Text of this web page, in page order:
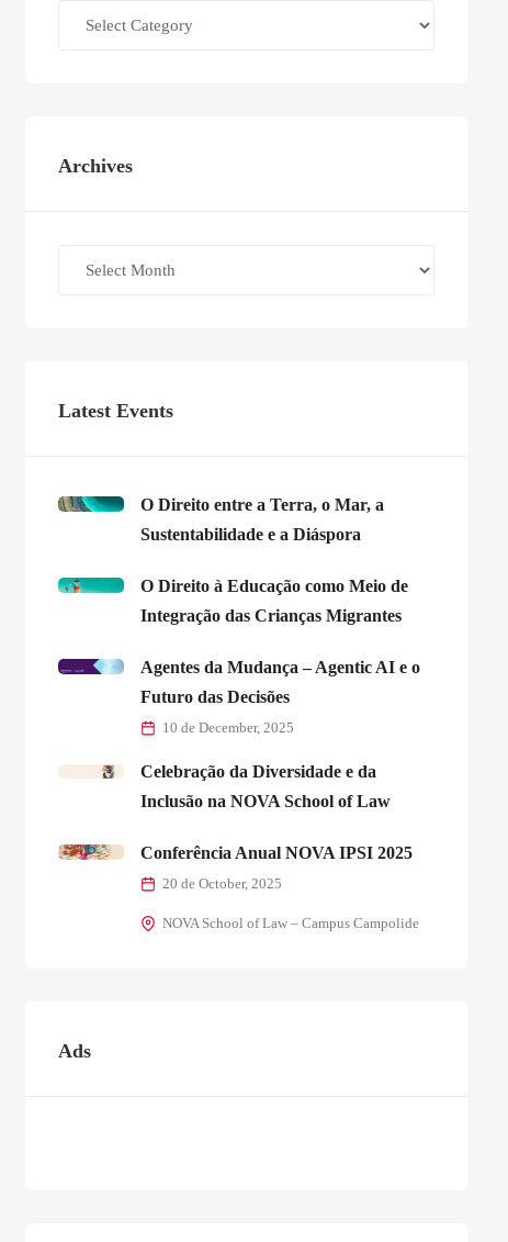
Archives
Latest Events
O Direito entre a Terra, o Mar, a
Sustentabilidade e a Diáspora
O Direito à Educação como Meio de
Integração das Crianças Migrantes
Agentes da Mudança – Agentic AI e o
Futuro das Decisões
10 de December, 2025
Celebração da Diversidade e da
Inclusão na NOVA School of Law
Conferência Anual NOVA IPSI 2025
20 de October, 2025
NOVA School of Law – Campus Campolide
Ads